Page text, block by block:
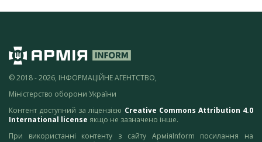
© 2018 - 2026, ІНФОРМАЦІЙНЕ АГЕНТСТВО,
Міністерство оборони України
Контент доступний за ліцензією Creative Commons Attribution 4.0
International license якщо не зазначено інше.
При використанні контенту з сайту АрміяInform посилання на